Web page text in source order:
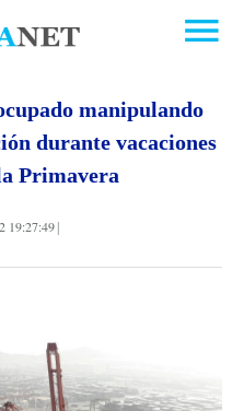
manipulando
durante vacaciones
Primavera
19:27:49